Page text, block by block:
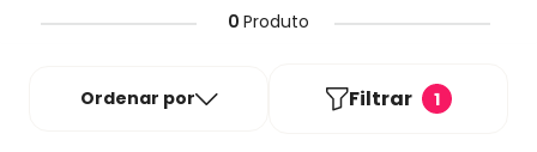
0 Produto
Ordenar por Filtrar 1